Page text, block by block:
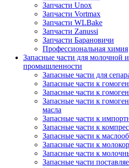
Запчасти Unox
Запчасти Vortmax
Запчасти WLBake
Запчасти Zanussi
Запчасти Барановичи
Профессиональная химия
Запасные части для молочной
промышленности
Запасные части для
Запасные части к
Запасные части к
Запасные части к
масла
Запасные части к
Запасные части к
Запасные части к
Запасные части к
Запасные части к
Запасные части